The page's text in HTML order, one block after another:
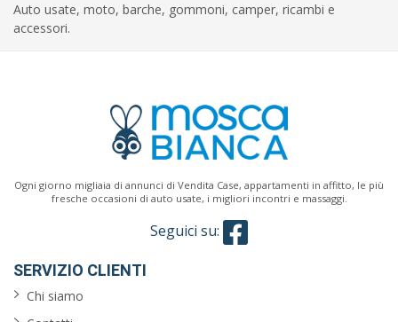
Auto usate, moto, barche, gommoni, camper, ricambi e
accessori.
Ogni giorno migliaia di annunci di Vendita Case, appartamenti in affitto, le più
fresche occasioni di auto usate, i migliori incontri e massaggi.
Seguici su:
SERVIZIO CLIENTI
Chi siamo